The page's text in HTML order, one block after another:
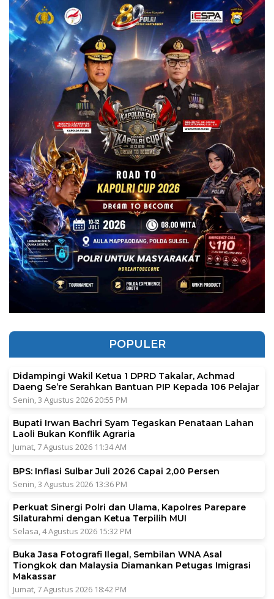
POPULER
Didampingi Wakil Ketua 1 DPRD Takalar, Achmad
Daeng Se’re Serahkan Bantuan PIP Kepada 106 Pelajar
Senin, 3 Agustus 2026 20:55 PM
Bupati Irwan Bachri Syam Tegaskan Penataan Lahan
Laoli Bukan Konflik Agraria
Jumat, 7 Agustus 2026 11:34 AM
BPS: Inflasi Sulbar Juli 2026 Capai 2,00 Persen
Senin, 3 Agustus 2026 13:36 PM
Perkuat Sinergi Polri dan Ulama, Kapolres Parepare
Silaturahmi dengan Ketua Terpilih MUI
Selasa, 4 Agustus 2026 15:32 PM
Buka Jasa Fotografi Ilegal, Sembilan WNA Asal
Tiongkok dan Malaysia Diamankan Petugas Imigrasi
Makassar
Jumat, 7 Agustus 2026 18:42 PM